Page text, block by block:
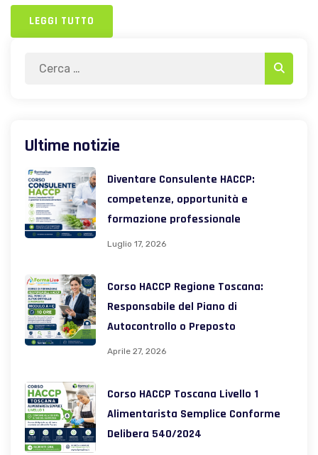
LEGGI TUTTO
Search
Search
Ultime notizie
Diventare Consulente HACCP:
competenze, opportunità e
formazione professionale
Luglio 17, 2026
Corso HACCP Regione Toscana:
Responsabile del Piano di
Autocontrollo o Preposto
Aprile 27, 2026
Corso HACCP Toscana Livello 1
Alimentarista Semplice Conforme
Delibera 540/2024